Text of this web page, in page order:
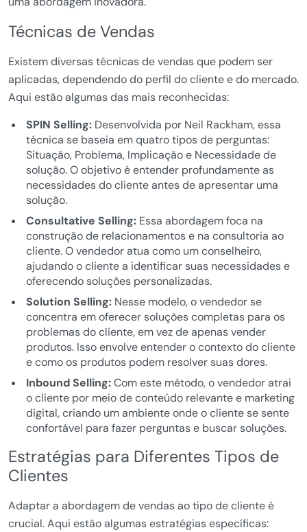
Técnicas de Vendas
Existem diversas técnicas de vendas que podem ser
aplicadas, dependendo do perfil do cliente e do mercado.
Aqui estão algumas das mais reconhecidas:
SPIN Selling:Desenvolvida por Neil Rackham, essa
técnica se baseia em quatro tipos de perguntas:
Situação, Problema, Implicação e Necessidade de
solução. O objetivo é entender profundamente as
necessidades do cliente antes de apresentar uma
solução.
Consultative Selling:Essa abordagem foca na
construção de relacionamentos e na consultoria ao
cliente. O vendedor atua como um conselheiro,
ajudando o cliente a identificar suas necessidades e
oferecendo soluções personalizadas.
Solution Selling:Nesse modelo, o vendedor se
concentra em oferecer soluções completas para os
problemas do cliente, em vez de apenas vender
produtos. Isso envolve entender o contexto do cliente
e como os produtos podem resolver suas dores.
Inbound Selling:Com este método, o vendedor atrai
o cliente por meio de conteúdo relevante e marketing
digital, criando um ambiente onde o cliente se sente
confortável para fazer perguntas e buscar soluções.
Estratégias para Diferentes Tipos de
Clientes
Adaptar a abordagem de vendas ao tipo de cliente é
crucial. Aqui estão algumas estratégias específicas: